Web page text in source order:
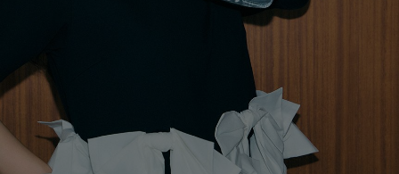
adidas by Stella McCartney
アディダス バイ ステラマッカートニー
ALLISON BROWN
アリソンブラウン
amabro